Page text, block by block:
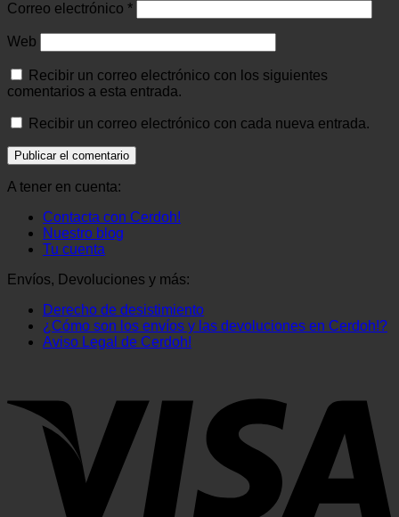
Correo electrónico *
Web
Recibir un correo electrónico con los siguientes
comentarios a esta entrada.
Recibir un correo electrónico con cada nueva entrada.
A tener en cuenta:
Contacta con Cerdoh!
Nuestro blog
Tu cuenta
Envíos, Devoluciones y más:
Derecho de desistimiento
¿Cómo son los envíos y las devoluciones en Cerdoh!?
Aviso Legal de Cerdoh!